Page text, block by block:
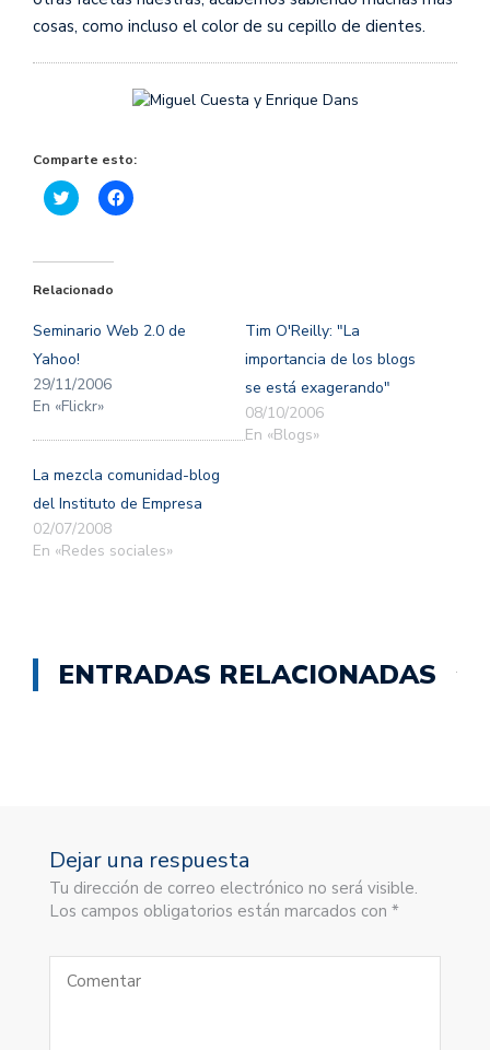
cosas, como incluso el color de su cepillo de dientes.
Comparte esto:
Haz
clic
Twitter
abre
una
ventana
nueva)
Haz
clic
una
ventana
Relacionado
Seminario Web 2.0 de
Yahoo!
29/11/2006
En «Flickr»
Tim O'Reilly: "La
importancia de los blogs
se está exagerando"
08/10/2006
En «Blogs»
La mezcla comunidad-blog
del Instituto de Empresa
02/07/2008
En «Redes sociales»
ENTRADAS RELACIONADAS
Dejar una respuesta
Tu dirección de correo electrónico no será visible.
Los campos obligatorios están marcados con *